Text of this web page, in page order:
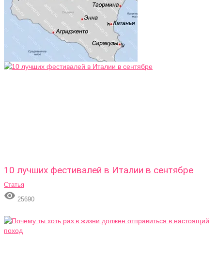
10 лучших фестивалей в Италии в сентябре
Статья
 25690